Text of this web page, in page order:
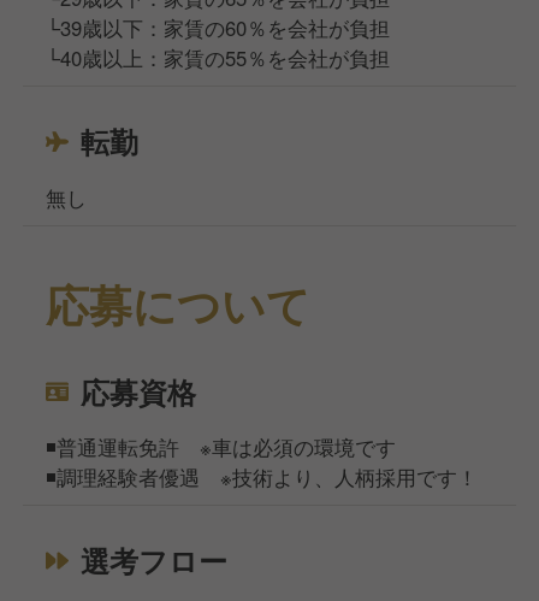
└39歳以下：家賃の60％を会社が負担
└40歳以上：家賃の55％を会社が負担
転勤
無し
応募について
応募資格
◾️普通運転免許 ※車は必須の環境です
◾️調理経験者優遇 ※技術より、人柄採用です！
選考フロー